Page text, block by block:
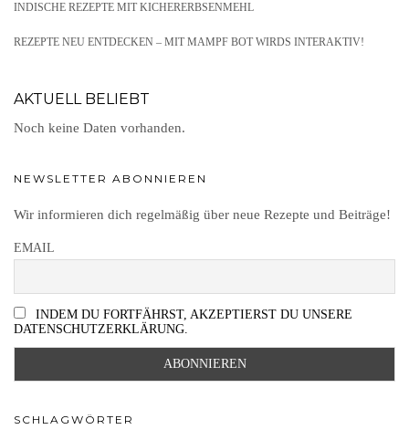
INDISCHE REZEPTE MIT KICHERERBSENMEHL
REZEPTE NEU ENTDECKEN – MIT MAMPF BOT WIRDS INTERAKTIV!
AKTUELL BELIEBT
Noch keine Daten vorhanden.
NEWSLETTER ABONNIEREN
Wir informieren dich regelmäßig über neue Rezepte und Beiträge!
EMAIL
INDEM DU FORTFÄHRST, AKZEPTIERST DU UNSERE
DATENSCHUTZERKLÄRUNG.
SCHLAGWÖRTER